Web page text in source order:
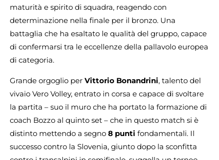
maturità e spirito di squadra, reagendo con
determinazione nella finale per il bronzo. Una
battaglia che ha esaltato le qualità del gruppo, capace
di confermarsi tra le eccellenze della pallavolo europea
di categoria.
Grande orgoglio per Vittorio Bonandrini, talento del
vivaio Vero Volley, entrato in corsa e capace di svoltare
la partita – suo il muro che ha portato la formazione di
coach Bozzo al quinto set – che in questo match si è
distinto mettendo a segno 8 punti fondamentali. Il
successo contro la Slovenia, giunto dopo la sconfitta